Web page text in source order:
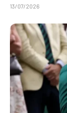
13/07/2026